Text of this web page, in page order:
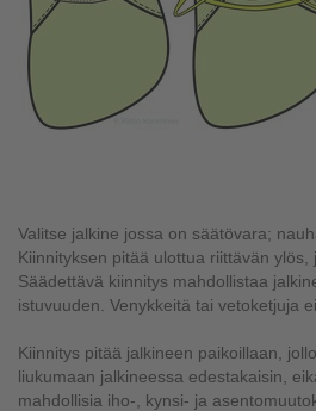
Valitse jalkine jossa on säätövara;
Kiinnityksen pitää ulottua riittävän ylös,
Säädettävä kiinnitys mahdollistaa
istuvuuden. Venykkeitä tai vetoketjuja
Kiinnitys pitää jalkineen paikoillaan,
liukumaan jalkineessa edestakaisin,
mahdollisia iho-, kynsi- ja